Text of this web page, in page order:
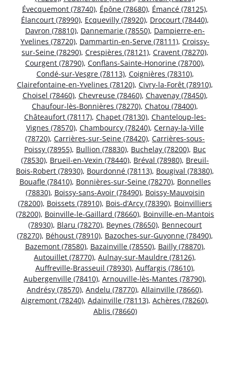
Évecquemont (78740), Épône (78680), Émancé (78125),
Élancourt (78990), Ecquevilly (78920), Drocourt (78440),
Davron (78810), Dannemarie (78550), Dampierre-en-
Yvelines (78720), Dammartin-en-Serve (78111), Croissy-
sur-Seine (78290), Crespières (78121), Cravent (78270),
Courgent (78790), Conflans-Sainte-Honorine (78700),
Condé-sur-Vesgre (78113), Coignières (78310),
Clairefontaine-en-Yvelines (78120), Civry-la-Forêt (78910),
Choisel (78460), Chevreuse (78460), Chavenay (78450),
Chaufour-lès-Bonnières (78270), Chatou (78400),
Châteaufort (78117), Chapet (78130), Chanteloup-les-
Vignes (78570), Chambourcy (78240), Cernay-la-Ville
(78720), Carrières-sur-Seine (78420), Carrières-sous-
Poissy (78955), Bullion (78830), Buchelay (78200), Buc
(78530), Brueil-en-Vexin (78440), Bréval (78980), Breuil-
Bois-Robert (78930), Bourdonné (78113), Bougival (78380),
Bouafle (78410), Bonnières-sur-Seine (78270), Bonnelles
(78830), Boissy-sans-Avoir (78490), Boissy-Mauvoisin
(78200), Boissets (78910), Bois-d’Arcy (78390), Boinvilliers
(78200), Boinville-le-Gaillard (78660), Boinville-en-Mantois
(78930), Blaru (78270), Beynes (78650), Bennecourt
(78270), Béhoust (78910), Bazoches-sur-Guyonne (78490),
Bazemont (78580), Bazainville (78550), Bailly (78870),
Autouillet (78770), Aulnay-sur-Mauldre (78126),
Auffreville-Brasseuil (78930), Auffargis (78610),
Aubergenville (78410), Arnouville-lès-Mantes (78790),
Andrésy (78570), Andelu (78770), Allainville (78660),
Aigremont (78240), Adainville (78113), Achères (78260),
Ablis (78660)